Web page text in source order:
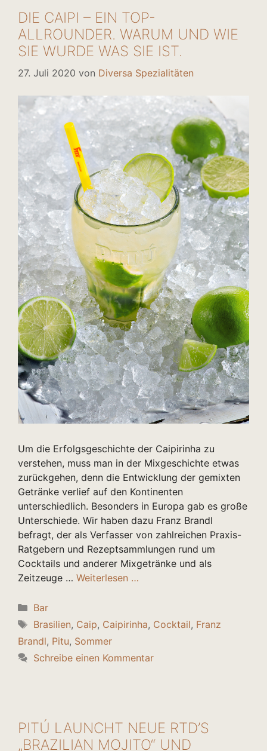
DIE CAIPI – EIN TOP-
ALLROUNDER. WARUM UND WIE
SIE WURDE WAS SIE IST.
27. Juli 2020 von Diversa Spezialitäten
Um die Erfolgsgeschichte der Caipirinha zu
verstehen, muss man in der Mixgeschichte etwas
zurückgehen, denn die Entwicklung der gemixten
Getränke verlief auf den Kontinenten
unterschiedlich. Besonders in Europa gab es große
Unterschiede. Wir haben dazu Franz Brandl
befragt, der als Verfasser von zahlreichen Praxis-
Ratgebern und Rezeptsammlungen rund um
Cocktails und anderer Mixgetränke und als
Zeitzeuge … Weiterlesen …
Kategorien
Bar
Schlagwörter
Brasilien, Caip, Caipirinha, Cocktail, Franz
Brandl, Pitu, Sommer
Schreibe einen Kommentar
PITÚ LAUNCHT NEUE RTD’S
„BRAZILIAN MOJITO“ UND